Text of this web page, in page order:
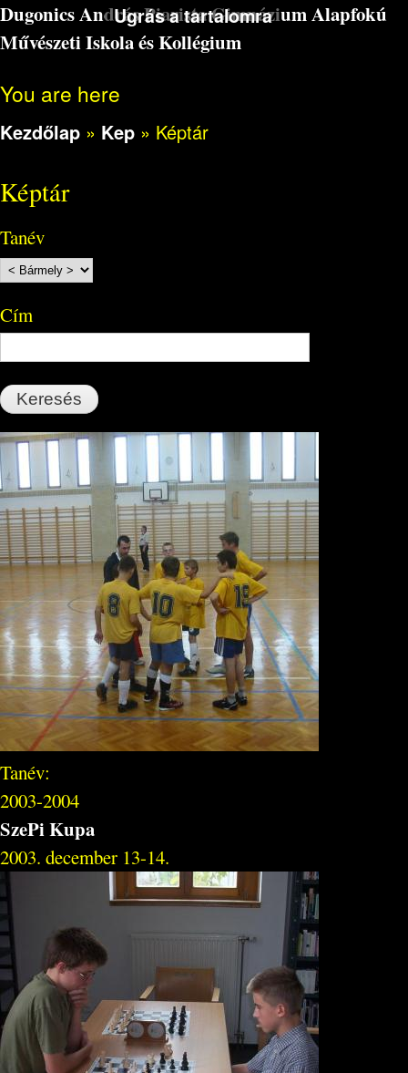
Ugrás a tartalomra
Dugonics András Piarista Gimnázium Alapfokú
Művészeti Iskola és Kollégium
You are here
Kezdőlap » Kep » Képtár
Képtár
Tanév
Cím
Tanév:
2003-2004
SzePi Kupa
2003. december 13-14.